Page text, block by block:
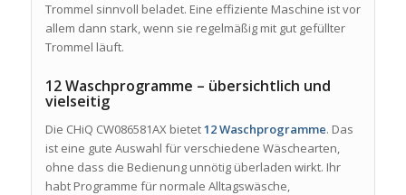
Trommel sinnvoll beladet. Eine effiziente Maschine ist vor
allem dann stark, wenn sie regelmäßig mit gut gefüllter
Trommel läuft.
12 Waschprogramme – übersichtlich und
vielseitig
Die CHiQ CW086581AX bietet12 Waschprogramme. Das
ist eine gute Auswahl für verschiedene Wäschearten,
ohne dass die Bedienung unnötig überladen wirkt. Ihr
habt Programme für normale Alltagswäsche,